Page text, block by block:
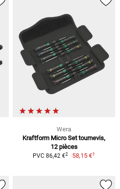
Wera
Kraftform Micro Set tournevis,
12 pièces
PVC 86,42 €2 58,15 €1